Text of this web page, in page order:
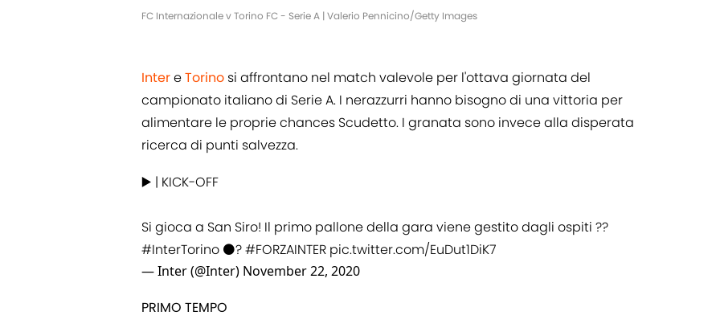
FC Internazionale v Torino FC - Serie A | Valerio Pennicino/Getty Images
IntereTorino si affrontano nel match valevole per l'ottava giornata del
campionato italiano di Serie A. I nerazzurri hanno bisogno di una vittoria per
alimentare le proprie chances Scudetto. I granata sono invece alla disperata
ricerca di punti salvezza.
▶️ | KICK-OFF
Si gioca a San Siro! Il primo pallone della gara viene gestito dagli ospiti ??
#InterTorino ⚫️?#FORZAINTER pic.twitter.com/EuDut1DiK7
— Inter (@Inter) November 22, 2020
PRIMO TEMPO